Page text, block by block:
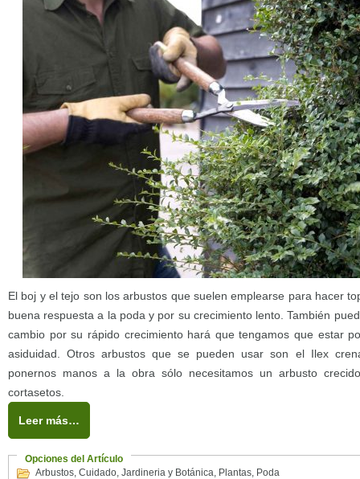
El boj y el tejo son los arbustos que suelen emplearse para hacer
buena respuesta a la poda y por su crecimiento lento. También
cambio por su rápido crecimiento hará que tengamos que estar
asiduidad. Otros arbustos que se pueden usar son el Ilex
ponernos manos a la obra sólo necesitamos un arbusto
cortasetos.
Leer más…
Opciones del Artículo
Arbustos, Cuidado, Jardineria y Botánica, Plantas, Poda